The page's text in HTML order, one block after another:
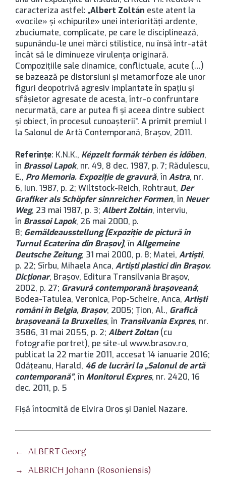
caracteriza astfel: „Albert Zoltán este atent la
«vocile» şi «chipurile» unei interiorităţi ardente,
zbuciumate, complicate, pe care le disciplinează,
supunându-le unei mărci stilistice, nu însă într-atât
încât să le diminueze virulenţa originară.
Compoziţiile sale dinamice, conflictuale, acute (…)
se bazează pe distorsiuni şi metamorfoze ale unor
figuri deopotrivă agresiv implantate în spaţiu şi
sfâşietor agresate de acesta, într-o confruntare
necurmată, care ar putea fi şi aceea dintre subiect
şi obiect, în procesul cunoaşterii”. A primit premiul I
la Salonul de Artă Contemporană, Braşov, 2011.
Referinţe: K.N.K., Képzelt formák térben és időben,
în Brassoi Lapok, nr. 49, 8 dec. 1987, p. 7; Rădulescu,
E., Pro Memoria. Expoziţie de gravură, în Astra, nr.
6, iun. 1987, p. 2; Wiltstock-Reich, Rohtraut, Der
Grafiker als Schöpfer sinnreicher Formen, în Neuer
Weg, 23 mai 1987, p. 3; Albert Zoltán, interviu,
în Brassoi Lapok, 26 mai 2000, p.
8; Gemäldeausstellung [Expoziţie de pictură în
Turnul Ecaterina din Brașov], în Allgemeine
Deutsche Zeitung, 31 mai 2000, p. 8; Matei, Artişti,
p. 22; Sîrbu, Mihaela Anca, Artişti plastici din Brașov.
Dicţionar, Brașov, Editura Transilvania Brașov,
2002, p. 27; Gravură contemporană braşoveană;
Bodea-Tatulea, Veronica, Pop-Scheire, Anca, Artişti
români în Belgia, Brașov, 2005; Ţion, Al., Grafică
braşoveană la Bruxelles, în Transilvania Expres, nr.
3586, 31 mai 2055, p. 2; Albert Zoltan(cu
fotografie portret), pe site-ul www.brasov.ro,
publicat la 22 martie 2011, accesat 14 ianuarie 2016;
Odăţeanu, Harald, 46 de lucrări la „Salonul de artă
contemporană”, în Monitorul Expres, nr. 2420, 16
dec. 2011, p. 5
Fişă întocmită de Elvira Oros şi Daniel Nazare.
← ALBERT Georg
→ ALBRICH Johann (Rosoniensis)